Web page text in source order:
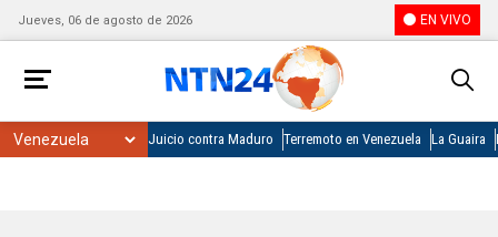
Jueves, 06 de agosto de 2026 EN VIVO
Juicio contra Maduro Terremoto en Venezuela La Guaira